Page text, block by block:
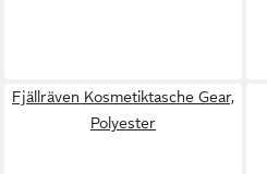
Fjällräven Kosmetiktasche Gear,
Polyester